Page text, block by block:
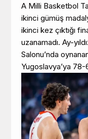
A Milli Basketbol
ikinci gümüş
ikinci kez çıktığı
uzanamadı. Ay-
Salonu’nda
Yugoslavya’ya